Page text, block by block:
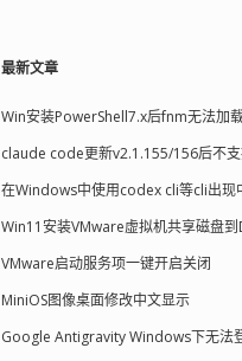
最新文章
Win安装PowerShell7.x后fnm无法加
claude code更新v2.1.155/156后不
在Windows中使用codex cli等cli出现
Win11安装VMware虚拟机共享磁盘
VMware启动服务项一键开启关闭
MiniOS图像桌面修改中文显示